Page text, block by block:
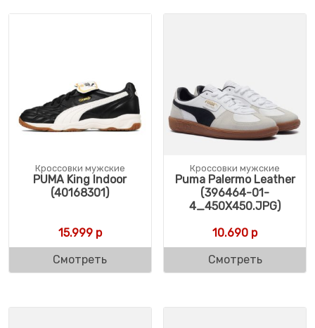
Кроссовки мужские
PUMA King Indoor
(40168301)
15.999р
Смотреть
Кроссовки мужские
Puma Palermo Leather
(396464-01-
4_450X450.JPG)
10.690 р
Смотреть